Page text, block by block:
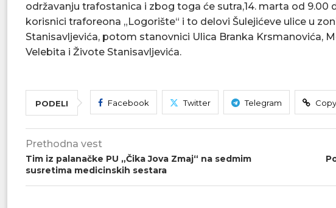
održavanju trafostanica i zbog toga će sutra,14. marta od 9.00
korisnici traforeona „Logorište“ i to delovi Šulejićeve ulice u
Stanisavljevića, potom stanovnici Ulica Branka Krsmanovića,
Velebita i Živote Stanisavljevića.
PODELI Facebook Twitter Telegram
Prethodna vest
Tim iz palanačke PU „Čika Jova Zmaj“ na sedmim
susretima medicinskih sestara